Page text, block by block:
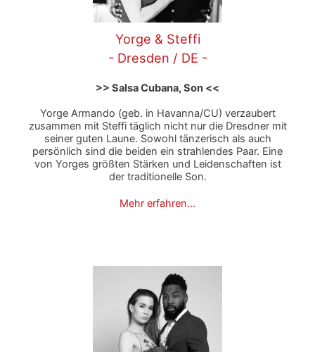
Yorge & Steffi
- Dresden / DE -
>> Salsa Cubana, Son <<
Yorge Armando (geb. in Havanna/CU) verzaubert
zusammen mit Steffi täglich nicht nur die Dresdner mit
seiner guten Laune. Sowohl tänzerisch als auch
persönlich sind die beiden ein strahlendes Paar. Eine
von Yorges größten Stärken und Leidenschaften ist
der traditionelle Son.
Mehr erfahren…